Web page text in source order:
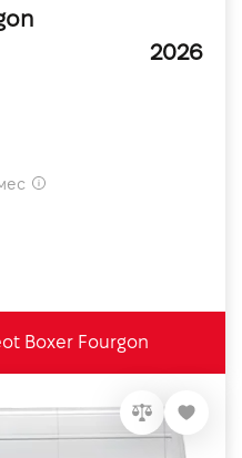
2026
Boxer Fourgon